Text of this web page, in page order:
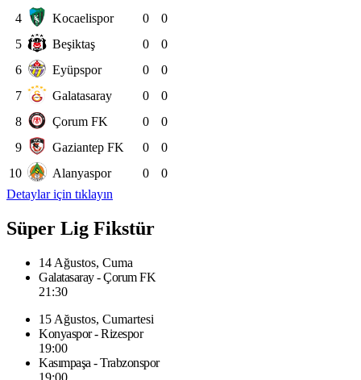
4
Kocaelispor 0
0
5
Beşiktaş 0
0
6
Eyüpspor 0
0
7
Galatasaray 0
0
8
Çorum FK 0
0
9
Gaziantep FK 0
0
10
Alanyaspor 0
0
Detaylar için tıklayın
Süper Lig Fikstür
14 Ağustos, Cuma
Galatasaray - Çorum FK
21:30
15 Ağustos, Cumartesi
Konyaspor - Rizespor
19:00
Kasımpaşa - Trabzonspor
19:00